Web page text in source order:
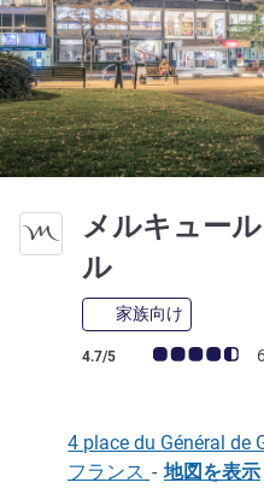
メルキュー
ル
家族向け
お客さまの声 (確認済みレ
4.7/5
4 place du Général de
フランス - 地図を表示